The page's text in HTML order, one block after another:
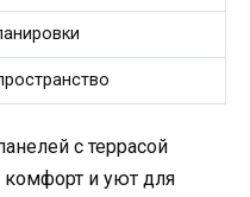
с террасой
комфорт и уют для